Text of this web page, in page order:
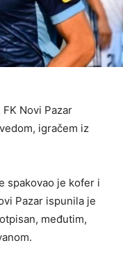
Novi Pazar
igračem iz
spakovao je kofer i
Pazar ispunila je
međutim,